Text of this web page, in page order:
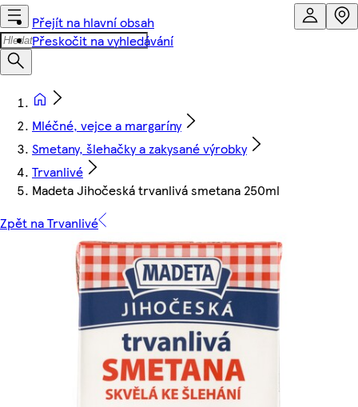
Přejít na hlavní obsah
Přeskočit na vyhledávání
Mléčné, vejce a margaríny
Smetany, šlehačky a zakysané výrobky
Trvanlivé
Madeta Jihočeská trvanlivá smetana 250ml
Zpět na Trvanlivé